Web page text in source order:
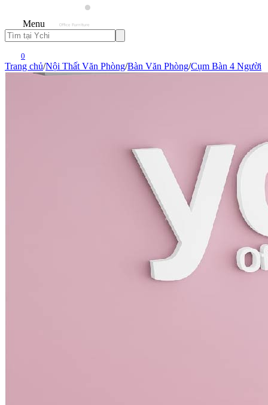
Menu
0
Trang chủ/Nội Thất Văn Phòng/Bàn Văn Phòng/Cụm Bàn 4 Người